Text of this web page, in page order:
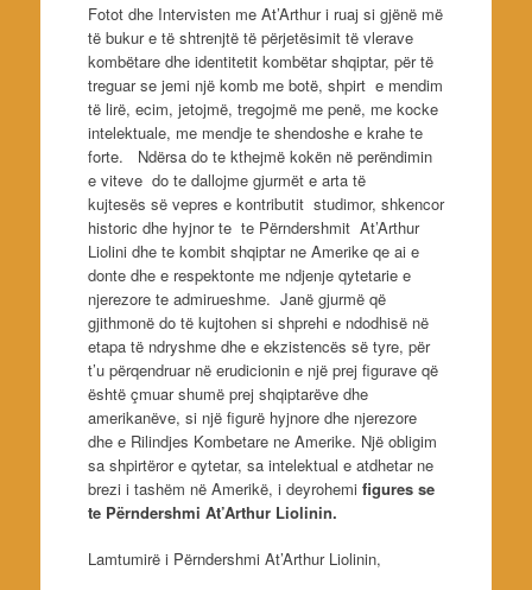
Fotot dhe Intervisten me At’Arthur i ruaj si gjënë më
të bukur e të shtrenjtë të përjetësimit të vlerave
kombëtare dhe identitetit kombëtar shqiptar, për të
treguar se jemi një komb me botë, shpirt e mendim
të lirë, ecim, jetojmë, tregojmë me penë, me kocke
intelektuale, me mendje te shendoshe e krahe te
forte. Ndërsa do te kthejmë kokën në perëndimin
e viteve do te dallojme gjurmët e arta të
kujtesës së vepres e kontributit studimor, shkencor
historic dhe hyjnor te te Përndershmit At’Arthur
Liolini dhe te kombit shqiptar ne Amerike qe ai e
donte dhe e respektonte me ndjenje qytetarie e
njerezore te admirueshme. Janë gjurmë që
gjithmonë do të kujtohen si shprehi e ndodhisë në
etapa të ndryshme dhe e ekzistencës së tyre, për
t’u përqendruar në erudicionin e një prej figurave që
është çmuar shumë prej shqiptarëve dhe
amerikanëve, si një figurë hyjnore dhe njerezore
dhe e Rilindjes Kombetare ne Amerike. Një obligim
sa shpirtëror e qytetar, sa intelektual e atdhetar ne
brezi i tashëm në Amerikë, i deyrohemi figures se
te Përndershmi At’Arthur Liolinin.
Lamtumirë i Përndershmi At’Arthur Liolinin,